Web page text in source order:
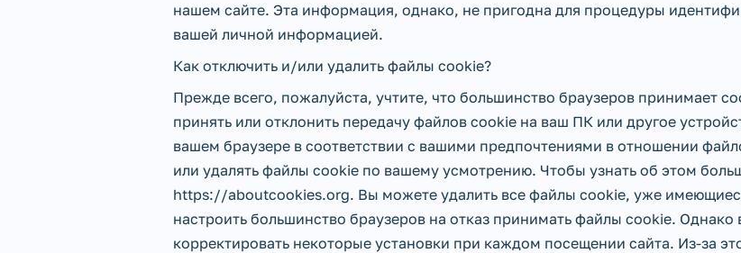
нашем сайте. Эта информация, однако, не пригодна для процедуры
вашей личной информацией.
Как отключить и/или удалить файлы cookie?
Прежде всего, пожалуйста, учтите, что большинство браузеров принимает
принять или отклонить передачу файлов cookie на ваш ПК или другое
вашем браузере в соответствии с вашими предпочтениями в отношении
или удалять файлы cookie по вашему усмотрению. Чтобы узнать об этом
https://aboutcookies.org. Вы можете удалить все файлы cookie, уже
настроить большинство браузеров на отказ принимать файлы cookie.
корректировать некоторые установки при каждом посещении сайта. Из-за